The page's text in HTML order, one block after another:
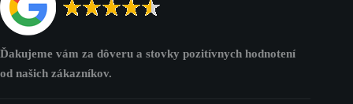
Ďakujeme vám za dôveru a stovky pozitívnych hodnotení
od našich zákazníkov.